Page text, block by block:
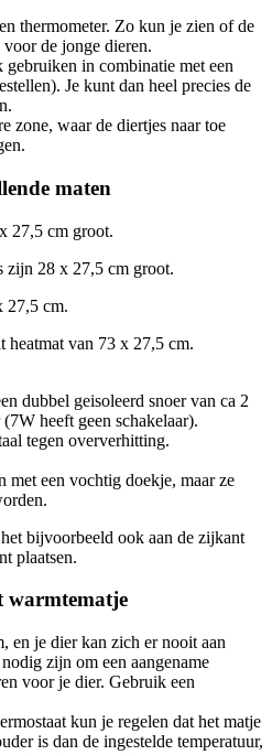
thermometer. Zo kun je zien of de
de jonge dieren.
in combinatie met een
Je kunt dan heel precies de
zone, waar de diertjes naar toe
maten
27,5 cm groot.
zijn 28 x 27,5 cm groot.
27,5 cm.
heatmat van 73 x 27,5 cm.
dubbel geisoleerd snoer van ca 2
heeft geen schakelaar).
tegen oververhitting.
met een vochtig doekje, maar ze
bijvoorbeeld ook aan de zijkant
plaatsen.
warmtematje
en je dier kan zich er nooit aan
zijn om een aangename
voor je dier. Gebruik een
kun je regelen dat het matje
is dan de ingestelde temperatuur,